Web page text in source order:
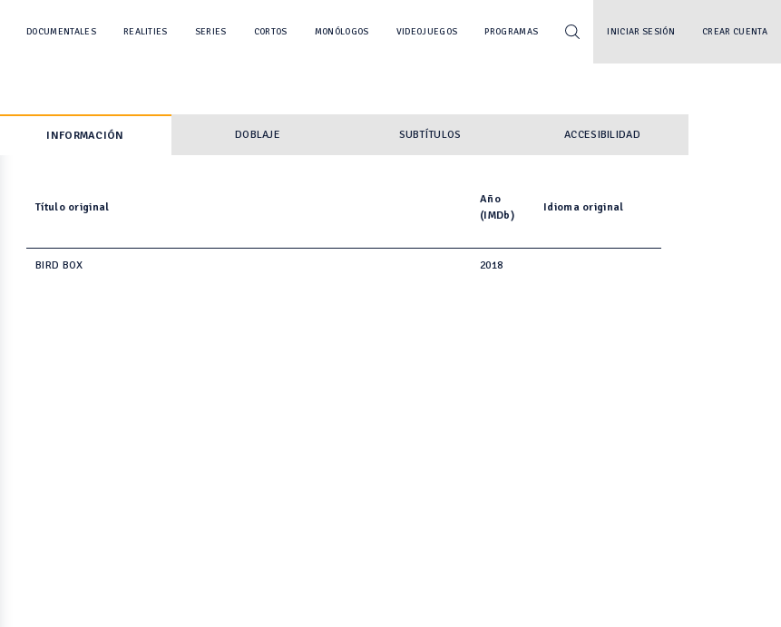
DOCUMENTALES REALITIES SERIES CORTOS MONÓLOGOS VIDEOJUEGOS PROGRAMAS INICIAR SESIÓN CREAR CUENTA
INFORMACIÓN DOBLAJE SUBTÍTULOS ACCESIBILIDAD
Título original
Año
(IMDb)
Idioma original
BIRD BOX 2018